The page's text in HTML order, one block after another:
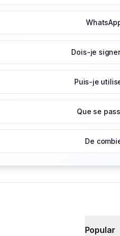
Dois-je
Puis-je
Que se
De
Popular